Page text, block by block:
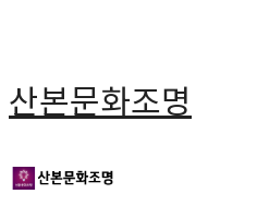
산본문화조명